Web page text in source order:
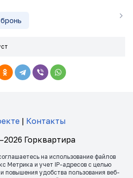
| Контакты
Горквартира
на использование файлов
Метрика и учет IP-адресов с целью
повышения удобства пользования веб-